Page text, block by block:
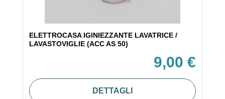
ELETTROCASA IGINIEZZANTE LAVATRICE /
LAVASTOVIGLIE (ACC AS 50)
9,00 €
DETTAGLI